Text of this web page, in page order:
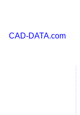
CAD-DATA.com